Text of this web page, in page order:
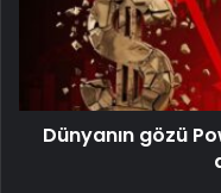
Dünyanın gözü